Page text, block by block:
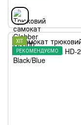
ХІТ
РЕКОМЕНДУЄМО